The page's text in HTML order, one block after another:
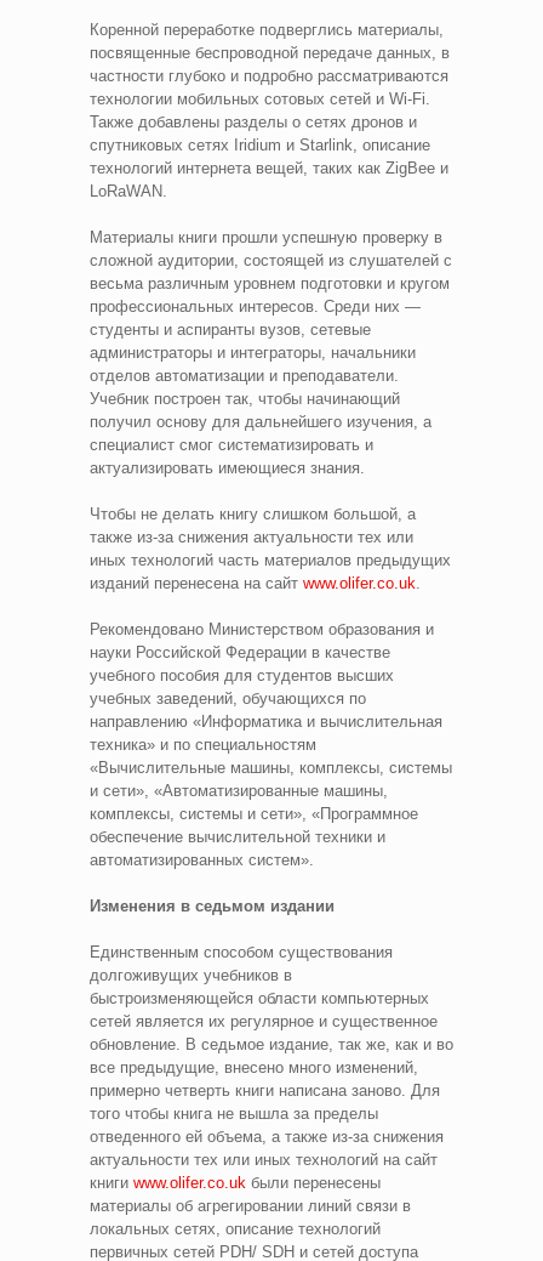
Коренной переработке подверглись материалы,
посвященные беспроводной передаче данных, в
частности глубоко и подробно рассматриваются
технологии мобильных сотовых сетей и Wi-Fi.
Также добавлены разделы о сетях дронов и
спутниковых сетях Iridium и Starlink, описание
технологий интернета вещей, таких как ZigBee и
LoRaWAN.
Материалы книги прошли успешную проверку в
сложной аудитории, состоящей из слушателей с
весьма различным уровнем подготовки и кругом
профессиональных интересов. Среди них —
студенты и аспиранты вузов, сетевые
администраторы и интеграторы, начальники
отделов автоматизации и преподаватели.
Учебник построен так, чтобы начинающий
получил основу для дальнейшего изучения, а
специалист смог систематизировать и
актуализировать имеющиеся знания.
Чтобы не делать книгу слишком большой, а
также из-за снижения актуальности тех или
иных технологий часть материалов предыдущих
изданий перенесена на сайт www.olifer.co.uk
Рекомендовано Министерством образования и
науки Российской Федерации в качестве
учебного пособия для студентов высших
учебных заведений, обучающихся по
направлению «Информатика и вычислительная
техника» и по специальностям
«Вычислительные машины, комплексы, системы
и сети», «Автоматизированные машины,
комплексы, системы и сети», «Программное
обеспечение вычислительной техники и
автоматизированных систем».
Изменения в седьмом издании
Единственным способом существования
долгоживущих учебников в
быстроизменяющейся области компьютерных
сетей является их регулярное и существенное
обновление. В седьмое издание, так же, как и во
все предыдущие, внесено много изменений,
примерно четверть книги написана заново. Для
того чтобы книга не вышла за пределы
отведенного ей объема, а также из-за снижения
актуальности тех или иных технологий на сайт
книги www.olifer.co.uk были перенесены
материалы об агрегировании линий связи в
локальных сетях, описание технологий
первичных сетей PDH/ SDH и сетей доступа